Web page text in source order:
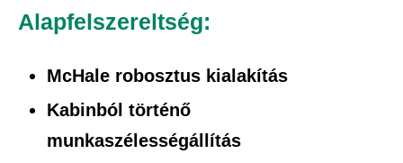
Alapfelszereltség:
McHale robosztus kialakítás
Kabinból történő
munkaszélességállítás